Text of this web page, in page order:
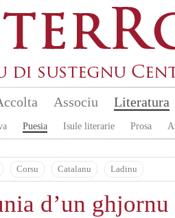
Associu Literatura
Puesia Isule literarie Prosa
Corsu Catalanu Ladinu
d’un ghjornu